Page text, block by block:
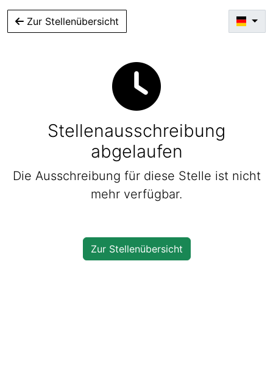
Zur Stellenübersicht
Stellenausschreibung
abgelaufen
Die Ausschreibung für diese Stelle ist nicht
mehr verfügbar.
Zur Stellenübersicht